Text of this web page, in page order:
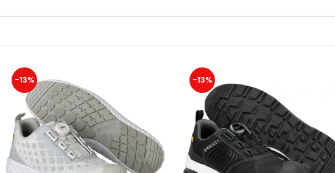
-13% -13%